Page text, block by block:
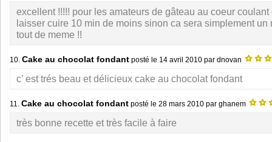
excellent !!!!! pour les amateurs de gâteau au coeur
laisser cuire 10 min de moins sinon ca sera simplement
tout de meme !!
10. Cake au chocolat fondant posté le 14 avril 2010 par dnovan
c’ est trés beau et délicieux cake au chocolat fondant
11. Cake au chocolat fondant posté le 28 mars 2010 par ghanem
très bonne recette et très facile à faire